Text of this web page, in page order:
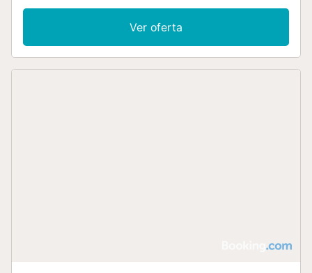
Ver oferta